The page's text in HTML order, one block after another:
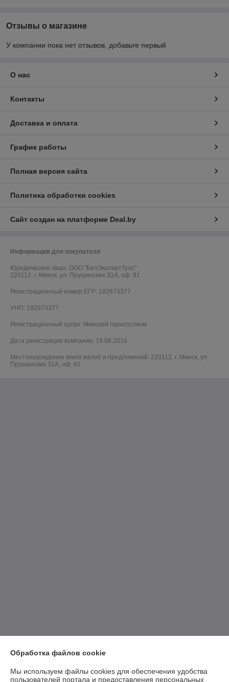
Отзывы о магазине
У компании пока нет отзывов, добавьте первый
О нас
Контакты
Доставка и оплата
График работы
Полная версия сайта
Политика обработки cookies
Сайт создан на платформе Deal.by
Информация для покупателя
Юридическое лицо: ООО "БелЭкспертТулс"
220112, г. Минск, ул. Прушинских 31А, оф. 81
Регистрационный номер ЕГР: 192673377
УНП: 192673377
Регистрационный орган: Минский горисполком
Дата регистрации компании: 19.08.2016
Местонахождение книги жалоб и предложений: 220112, г. Минск, ул.
Прушинских 31А, оф. 81
Обработка файлов cookie
Мы используем файлы cookies для обеспечения удобства
пользователей портала и предоставления персональных